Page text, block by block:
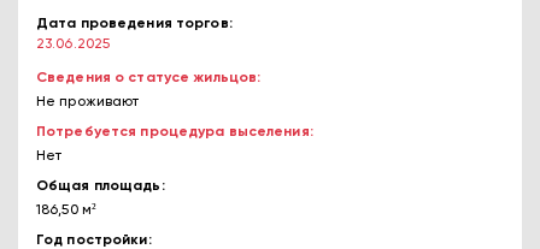
Дата проведения торгов
23.06.2025
Сведения о статусе жильцов
Не проживают
Потребуется процедура выселения
Нет
Общая площадь
186,50 м²
Год постройки